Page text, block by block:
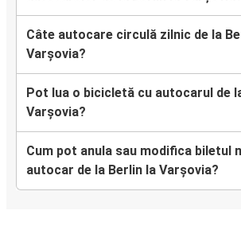
Câte autocare circulă zilnic de la
Varșovia?
Pot lua o bicicletă cu autocarul de
Varșovia?
Cum pot anula sau modifica biletul
autocar de la Berlin la Varșovia?